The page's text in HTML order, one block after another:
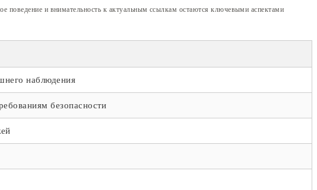
поведение и внимательность к актуальным ссылкам остаются ключевыми аспектами
наблюдения
безопасности